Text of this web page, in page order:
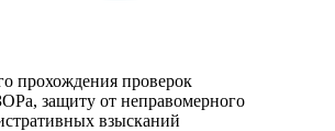
прохождения проверок
защиту от неправомерного
взысканий